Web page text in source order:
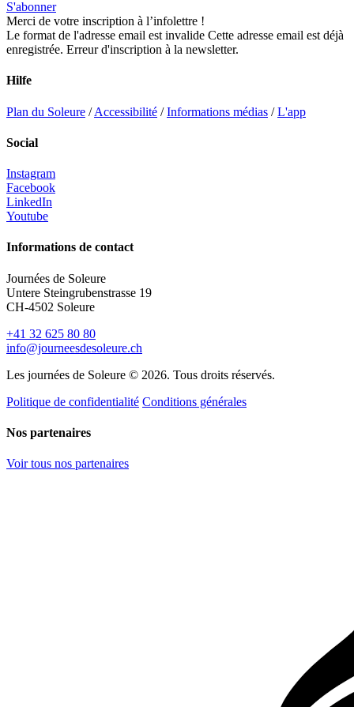
S'abonner
Merci de votre inscription à l’infolettre !
Le format de l'adresse email est invalide Cette adresse email est déjà
enregistrée. Erreur d'inscription à la newsletter.
Hilfe
Plan du Soleure /Accessibilité /Informations médias /L'app
Social
Instagram
Facebook
LinkedIn
Youtube
Informations de contact
Journées de Soleure
Untere Steingrubenstrasse 19
CH-4502 Soleure
+41 32 625 80 80
info@journeesdesoleure.ch
Les journées de Soleure © 2026. Tous droits réservés.
Politique de confidentialité Conditions générales
Nos partenaires
Voir tous nos partenaires